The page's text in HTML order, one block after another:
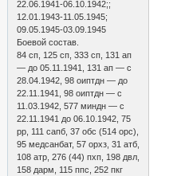
22.06.1941-06.10.1942;;
12.01.1943-11.05.1945;
09.05.1945-03.09.1945
Боевой состав.
84 сп, 125 сп, 333 сп, 131 ап
— до 05.11.1941, 131 ап — с
28.04.1942, 98 оиптдн — до
22.11.1941, 98 оиптдн — с
11.03.1942, 577 миндн — с
22.11.1941 до 06.10.1942, 75
рр, 111 сапб, 37 обс (514 орс),
95 медсанбат, 57 орхз, 31 атб,
108 атр, 276 (44) пхп, 198 двл,
158 дарм, 115 ппс, 252 пкг